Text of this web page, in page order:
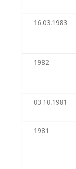
16.03.1983
1982
03.10.1981
1981